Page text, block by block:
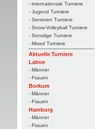
- internationale Turniere
- Jugend Turniere
- Senioren Turniere
- Snow-Volleyball Turniere
- Sonstige Turniere
- Mixed Turniere
Aktuelle Turniere
Laboe
- Männer
- Frauen
Borkum
- Männer
- Frauen
Hamburg
- Männer
- Frauen